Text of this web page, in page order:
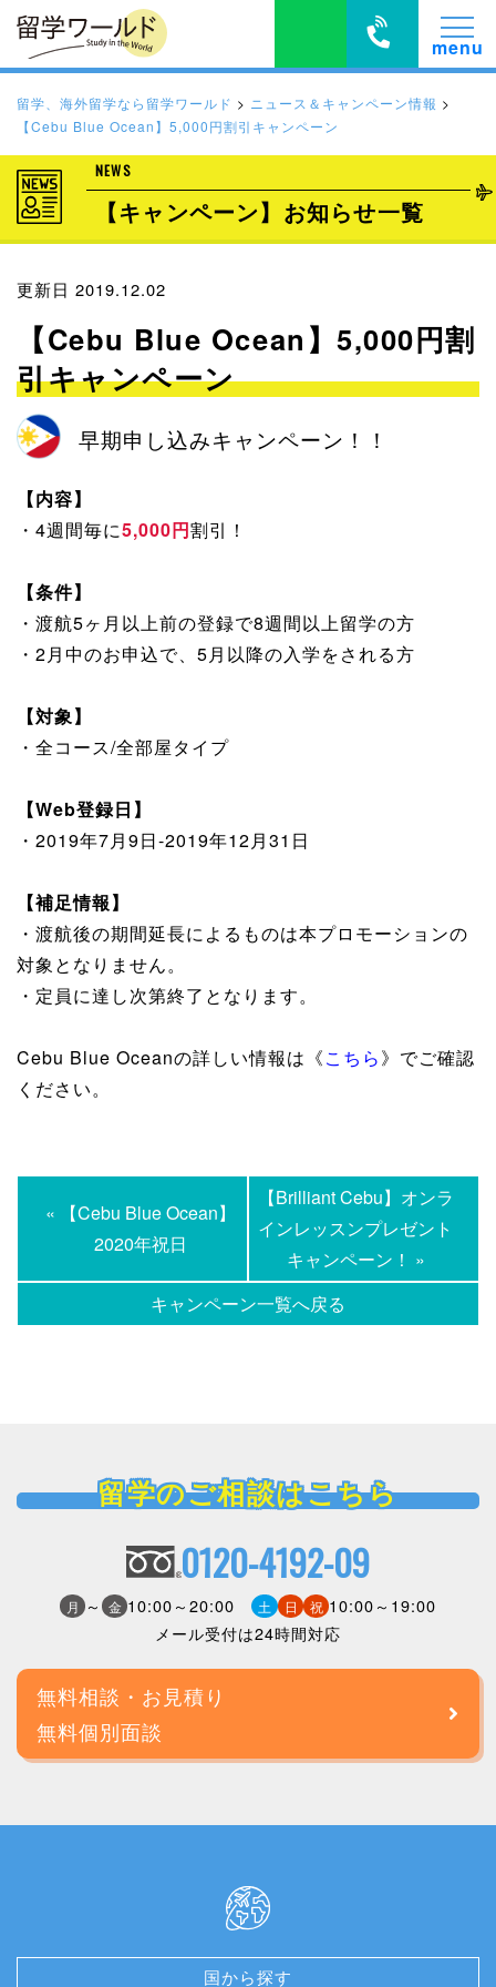
留学、海外留学なら留学ワールド > ニュース＆キャンペーン情報 >
【Cebu Blue Ocean】5,000円割引キャンペーン
NEWS
【キャンペーン】お知らせ一覧
更新日 2019.12.02
【Cebu Blue Ocean】5,000円割
引キャンペーン
早期申し込みキャンペーン！！
【内容】
・4週間毎に5,000円割引！
【条件】
・渡航5ヶ月以上前の登録で8週間以上留学の方
・2月中のお申込で、5月以降の入学をされる方
【対象】
・全コース/全部屋タイプ
【Web登録日】
・2019年7月9日-2019年12月31日
【補足情報】
・渡航後の期間延長によるものは本プロモーションの
対象となりません。
・定員に達し次第終了となります。
Cebu Blue Oceanの詳しい情報は《こちら》でご確認
ください。
« 【Cebu Blue Ocean】
2020年祝日
キャンペーン一覧へ戻る
【Brilliant Cebu】オンラ
インレッスンプレゼント
キャンペーン！ »
留学のご相談はこちら
0120-4192-09
月 ～ 金 10:00～20:00 土 日 祝 10:00～19:00
メール受付は24時間対応
無料相談・お見積り
無料個別面談
国から探す